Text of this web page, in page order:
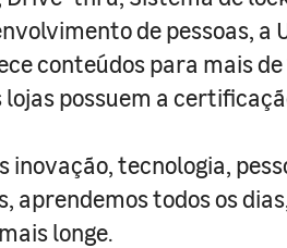
de pessoas, a
conteúdos para mais
possuem a
inovação, tecnologia,
aprendemos todos os
longe.